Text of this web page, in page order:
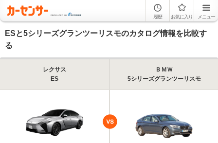
履歴 お気に入り メニュー
ESと5シリーズグランツーリスモのカタログ情報を比較す
る
レクサス
ES
ＢＭＷ
5シリーズグランツーリスモ